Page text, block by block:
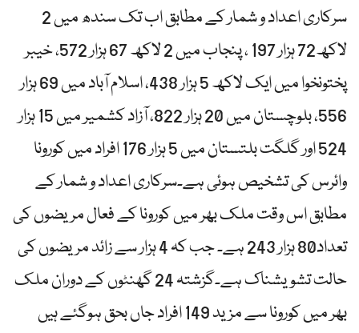
سرکاری اعداد و شمار کے مطابق اب تک سندھ میں 2
لاکھ72 ہزار 197 ، پنجاب میں 2 لاکھ 67 ہزار 572، خیبر
پختونخوا میں ایک لاکھ 5 ہزار 438، اسلام آباد میں 69 ہزار
556، بلوچستان میں 20 ہزار 822، آزاد کشمیر میں 15 ہزار
524 اور گلگت بلتستان میں 5 ہزار 176 افراد میں کورونا
وائرس کی تشخیص ہوئی ہے۔سرکاری اعداد و شمار کے
مطابق اس وقت ملک بھر میں کورونا کے فعال مریضوں کی
تعداد80 ہزار 243 ہے۔ جب کہ 4 ہزار سے زائد مریضوں کی
حالت تشویشناک ہے۔گزشتہ 24 گھنٹوں کے دوران ملک
بھر میں کورونا سے مزید 149 افراد جاں بحق ہوگئے ہیں